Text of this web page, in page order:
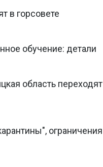
в горсовете
обучение: детали
область переходят
ограничения